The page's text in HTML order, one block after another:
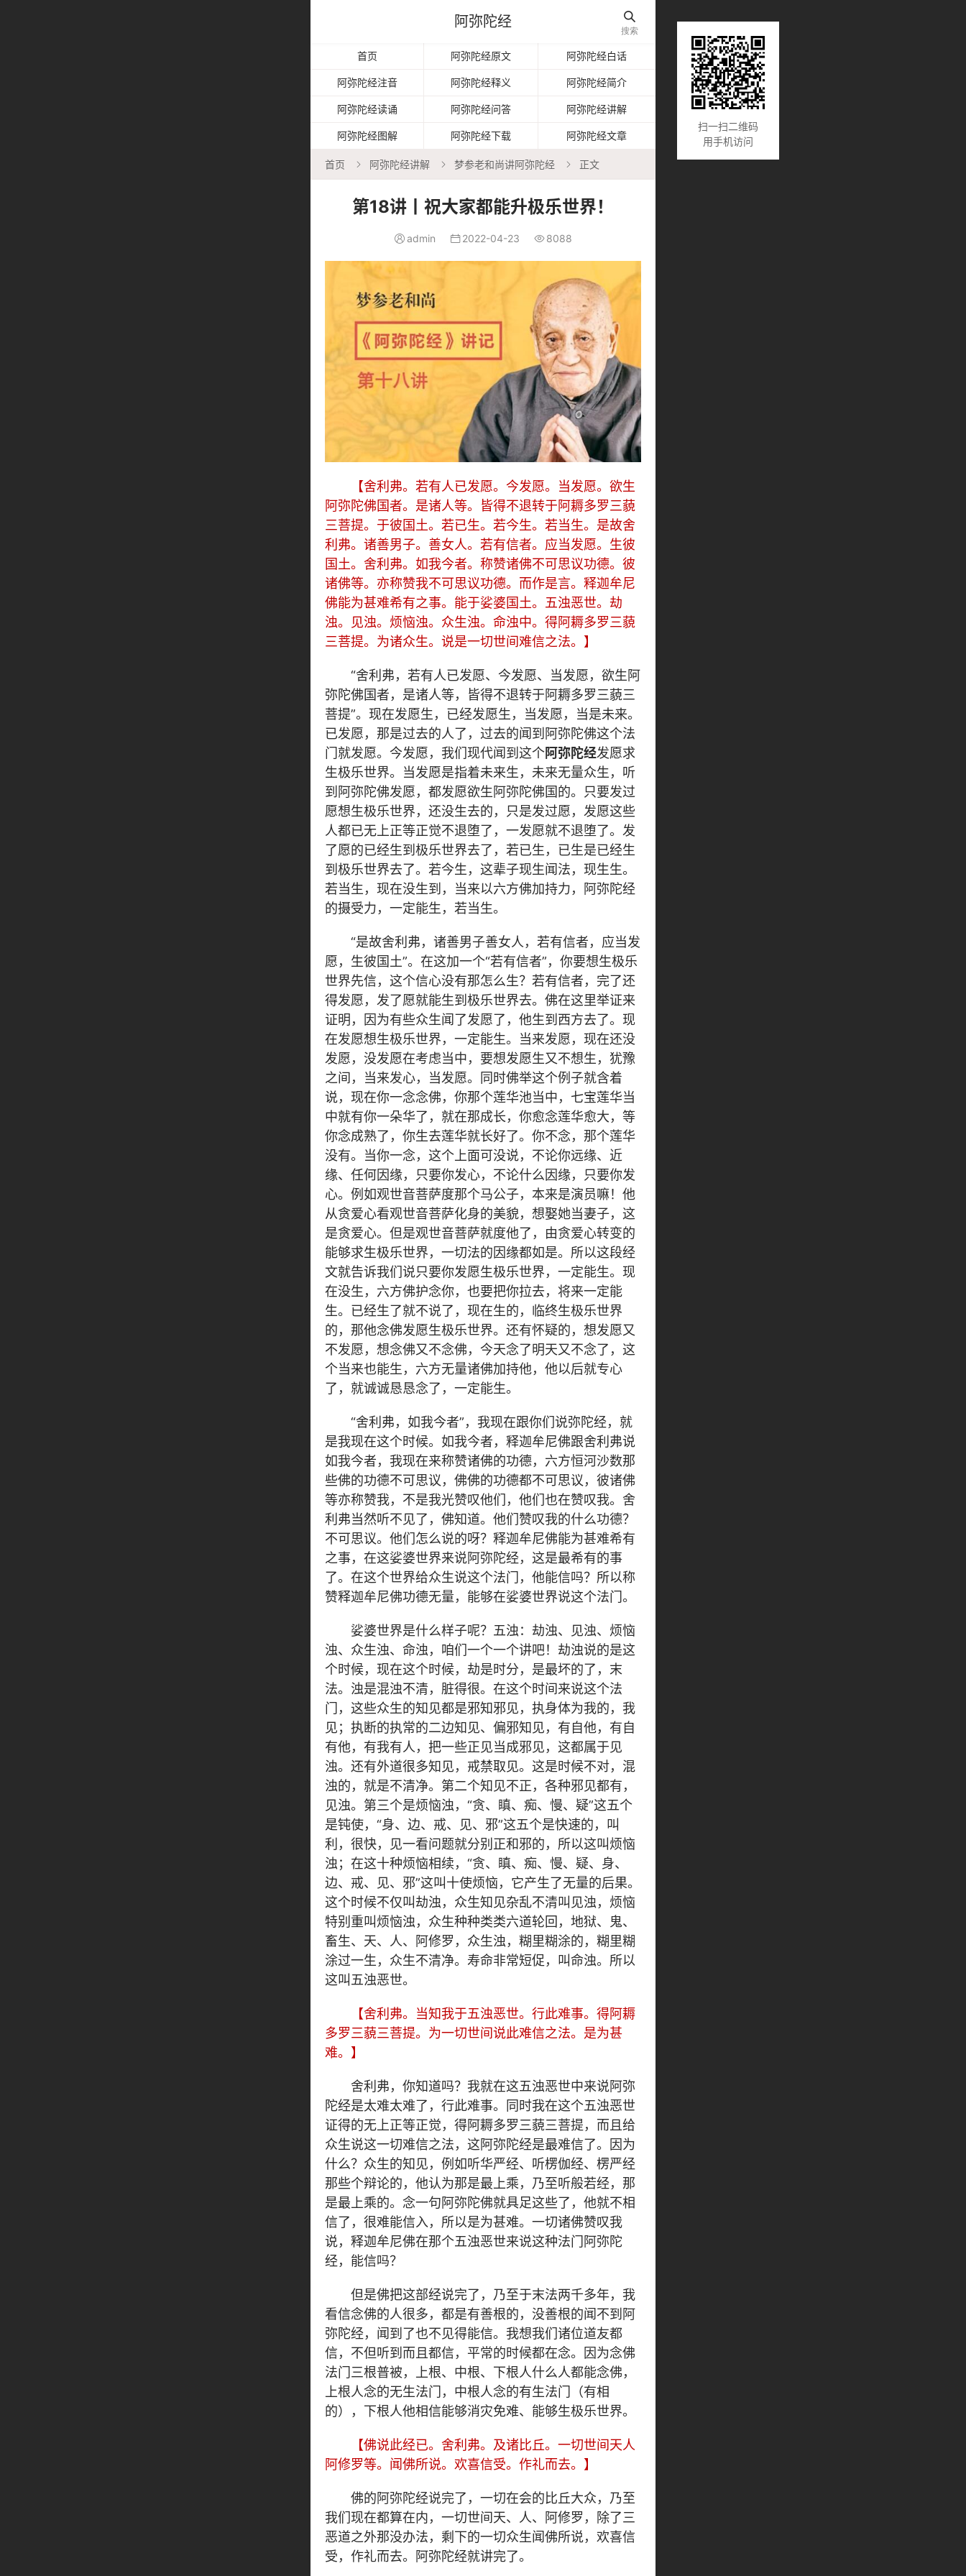
阿弥陀经 
搜索
首页 阿弥陀经原文 阿弥陀经白话
阿弥陀经注音 阿弥陀经释义 阿弥陀经简介
阿弥陀经读诵 阿弥陀经问答 阿弥陀经讲解
阿弥陀经图解 阿弥陀经下载 阿弥陀经文章
首页  阿弥陀经讲解  梦参老和尚讲阿弥陀经  正文
第18讲丨祝大家都能升极乐世界！
 admin  2022-04-23  8088
【舍利弗。若有人已发愿。今发愿。当发愿。欲生
阿弥陀佛国者。是诸人等。皆得不退转于阿耨多罗三藐
三菩提。于彼国土。若已生。若今生。若当生。是故舍
利弗。诸善男子。善女人。若有信者。应当发愿。生彼
国土。舍利弗。如我今者。称赞诸佛不可思议功德。彼
诸佛等。亦称赞我不可思议功德。而作是言。释迦牟尼
佛能为甚难希有之事。能于娑婆国土。五浊恶世。劫
浊。见浊。烦恼浊。众生浊。命浊中。得阿耨多罗三藐
三菩提。为诸众生。说是一切世间难信之法。】
“舍利弗，若有人已发愿、今发愿、当发愿，欲生阿
弥陀佛国者，是诸人等，皆得不退转于阿耨多罗三藐三
菩提”。现在发愿生，已经发愿生，当发愿，当是未来。
已发愿，那是过去的人了，过去的闻到阿弥陀佛这个法
门就发愿。今发愿，我们现代闻到这个阿弥陀经发愿求
生极乐世界。当发愿是指着未来生，未来无量众生，听
到阿弥陀佛发愿，都发愿欲生阿弥陀佛国的。只要发过
愿想生极乐世界，还没生去的，只是发过愿，发愿这些
人都已无上正等正觉不退堕了，一发愿就不退堕了。发
了愿的已经生到极乐世界去了，若已生，已生是已经生
到极乐世界去了。若今生，这辈子现生闻法，现生生。
若当生，现在没生到，当来以六方佛加持力，
阿弥陀经
的摄受力，一定能生，若当生。
“是故舍利弗，诸善男子善女人，若有信者，应当发
愿，生彼国土”。在这加一个“若有信者”，你要想生极乐
世界先信，这个信心没有那怎么生？若有信者，完了还
得发愿，发了愿就能生到极乐世界去。佛在这里举证来
证明，因为有些众生闻了发愿了，他生到西方去了。现
在发愿想生极乐世界，一定能生。当来发愿，现在还没
发愿，没发愿在考虑当中，要想发愿生又不想生，犹豫
之间，当来发心，当发愿。同时佛举这个例子就含着
说，现在你一念念佛，你那个莲华池当中，七宝莲华当
中就有你一朵华了，就在那成长，你愈念莲华愈大，等
你念成熟了，你生去莲华就长好了。你不念，那个莲华
没有。当你一念，这个上面可没说，不论你远缘、近
缘、任何因缘，只要你发心，不论什么因缘，只要你发
心。例如观世音菩萨度那个马公子，本来是演员嘛！他
从贪爱心看观世音菩萨化身的美貌，想娶她当妻子，这
是贪爱心。但是观世音菩萨就度他了，由贪爱心转变的
能够求生极乐世界，一切法的因缘都如是。所以这段经
文就告诉我们说只要你发愿生极乐世界，一定能生。现
在没生，六方佛护念你，也要把你拉去，将来一定能
生。已经生了就不说了，现在生的，临终生极乐世界
的，那他念佛发愿生极乐世界。还有怀疑的，想发愿又
不发愿，想念佛又不念佛，今天念了明天又不念了，这
个当来也能生，六方无量诸佛加持他，他以后就专心
了，就诚诚恳恳念了，一定能生。
“舍利弗，如我今者”，我现在跟你们说弥陀经，就
是我现在这个时候。如我今者，释迦牟尼佛跟舍利弗说
如我今者，我现在来称赞诸佛的功德，六方恒河沙数那
些佛的功德不可思议，佛佛的功德都不可思议，彼诸佛
等亦称赞我，不是我光赞叹他们，他们也在赞叹我。舍
利弗当然听不见了，佛知道。他们赞叹我的什么功德？
不可思议。他们怎么说的呀？释迦牟尼佛能为甚难希有
之事，在这娑婆世界来说阿弥陀经，这是最希有的事
了。在这个世界给众生说这个法门，他能信吗？所以称
赞释迦牟尼佛功德无量，能够在娑婆世界说这个法门。
娑婆世界是什么样子呢？五浊：劫浊、见浊、烦恼
浊、众生浊、命浊，咱们一个一个讲吧！劫浊说的是这
个时候，现在这个时候，劫是时分，是最坏的了，末
法。浊是混浊不清，脏得很。在这个时间来说这个法
门，这些众生的知见都是邪知邪见，执身体为我的，我
见；执断的执常的二边知见、偏邪知见，有自他，有自
有他，有我有人，把一些正见当成邪见，这都属于见
浊。还有外道很多知见，戒禁取见。这是时候不对，混
浊的，就是不清净。第二个知见不正，各种邪见都有，
见浊。第三个是烦恼浊，“贪、瞋、痴、慢、疑”这五个
是钝使，“身、边、戒、见、邪”这五个是快速的，叫
利，很快，见一看问题就分别正和邪的，所以这叫烦恼
浊；在这十种烦恼相续，“贪、瞋、痴、慢、疑、身、
边、戒、见、邪”这叫十使烦恼，它产生了无量的后果。
这个时候不仅叫劫浊，众生知见杂乱不清叫见浊，烦恼
特别重叫烦恼浊，众生种种类类六道轮回，地狱、鬼、
畜生、天、人、阿修罗，众生浊，糊里糊涂的，糊里糊
涂过一生，众生不清净。寿命非常短促，叫命浊。所以
这叫五浊恶世。
【舍利弗。当知我于五浊恶世。行此难事。得阿耨
多罗三藐三菩提。为一切世间说此难信之法。是为甚
难。】
舍利弗，你知道吗？我就在这五浊恶世中来说阿弥
陀经是太难太难了，行此难事。同时我在这个五浊恶世
证得的无上正等正觉，得阿耨多罗三藐三菩提，而且给
众生说这一切难信之法，这阿弥陀经是最难信了。因为
什么？众生的知见，例如听华严经、听楞伽经、楞严经
那些个辩论的，他认为那是最上乘，乃至听般若经，那
是最上乘的。念一句阿弥陀佛就具足这些了，他就不相
信了，很难能信入，所以是为甚难。一切诸佛赞叹我
说，释迦牟尼佛在那个五浊恶世来说这种法门阿弥陀
经，能信吗？
但是佛把这部经说完了，乃至于末法两千多年，我
看信念佛的人很多，都是有善根的，没善根的闻不到阿
弥陀经，闻到了也不见得能信。我想我们诸位道友都
信，不但听到而且都信，平常的时候都在念。因为念佛
法门三根普被，上根、中根、下根人什么人都能念佛，
上根人念的无生法门，中根人念的有生法门（有相
的），下根人他相信能够消灾免难、能够生极乐世界。
【佛说此经已。舍利弗。及诸比丘。一切世间天人
阿修罗等。闻佛所说。欢喜信受。作礼而去。】
佛的阿弥陀经说完了，一切在会的比丘大众，乃至
我们现在都算在内，一切世间天、人、阿修罗，除了三
恶道之外那没办法，剩下的一切众生闻佛所说，欢喜信
受，作礼而去。阿弥陀经就讲完了。
扫一扫二维码
用手机访问